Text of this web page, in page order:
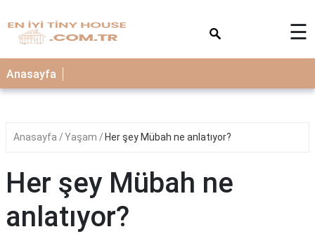
☰
Anasayfa
Anasayfa Yaşam Her şey Mübah ne anlatıyor?
Her şey Mübah ne
anlatıyor?